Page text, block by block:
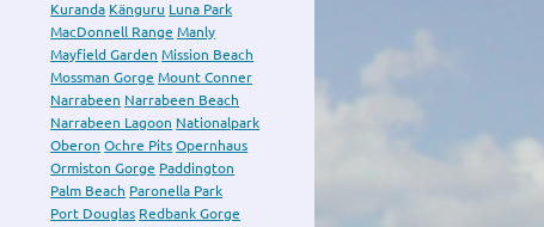
Kuranda Känguru Luna Park
MacDonnell Range Manly
Mayfield Garden Mission Beach
Mossman Gorge Mount Conner
Narrabeen Narrabeen Beach
Narrabeen Lagoon Nationalpark
Oberon Ochre Pits Opernhaus
Ormiston Gorge Paddington
Palm Beach Paronella Park
Port Douglas Redbank Gorge